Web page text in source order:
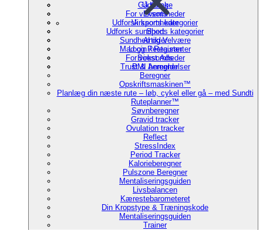
Udforsk
Events
Udforsk sports kategorier
Udforsk sundheds kategorier
Artikler
Login / Register
For virksomheder
BMI beregner
Beregner
Opskriftsmaskinen™
Planlæg din næste rute – løb, cykel eller gå – med Sundti
Ruteplanner™
Søvnberegner
Gravid tracker
Ovulation tracker
Reflect
StressIndex
Period Tracker
Kalorieberegner
Pulszone Beregner
Mentaliseringsguiden
Livsbalancen
Kærestebarometeret
Din Kropstype & Træningskode
Mentaliseringsguiden
Trainer
Gå tilbage
For virksomheder
Virksomheder
Sport
Sundhed og Velvære
Mad og Restauranter
Boost Ads
Trust & Anmeldelser